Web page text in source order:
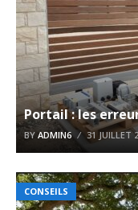
Portail : les
BY ADMIN6 31 JUILLET
CONSEILS